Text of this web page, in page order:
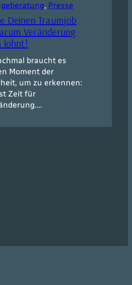
, Presse
Deinen Traumjob
Veränderung
lohnt!
braucht es
Moment der
um zu erkennen:
Zeit für